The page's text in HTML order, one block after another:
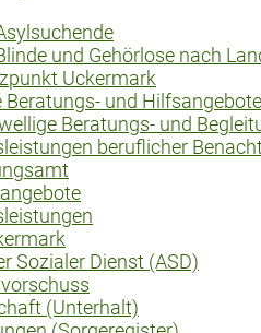
und Gehörlose nach
Uckermark
Beratungs- und Hilfsangebote
Beratungs- und
beruflicher
Sozialer Dienst (ASD)
(Unterhalt)